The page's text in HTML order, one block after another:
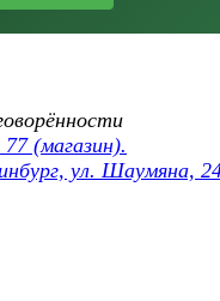
(магазин).
ул. Шаумяна,